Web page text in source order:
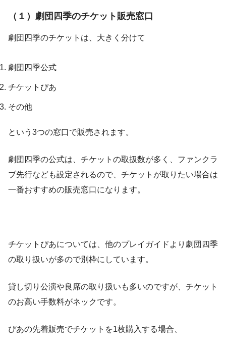
（１）劇団四季のチケット販売窓口
劇団四季のチケットは、大きく分けて
劇団四季公式
チケットぴあ
その他
という3つの窓口で販売されます。
劇団四季の公式は、チケットの取扱数が多く、ファンクラ
ブ先行なども設定されるので、チケットが取りたい場合は
一番おすすめの販売窓口になります。
チケットぴあについては、他のプレイガイドより劇団四季
の取り扱いが多ので別枠にしています。
貸し切り公演や良席の取り扱いも多いのですが、チケット
のお高い手数料がネックです。
ぴあの先着販売でチケットを1枚購入する場合、